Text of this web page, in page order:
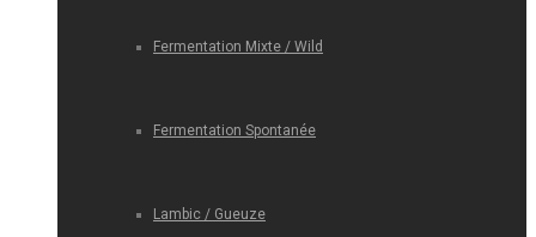
Fermentation Mixte / Wild
Fermentation Spontanée
Lambic / Gueuze